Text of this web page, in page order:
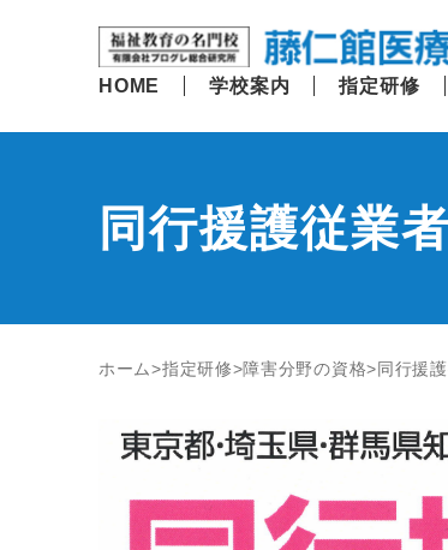
HOME 学校案内 指定研修
同行援護従業
ホーム 指定研修 障害分野の資格 同行援